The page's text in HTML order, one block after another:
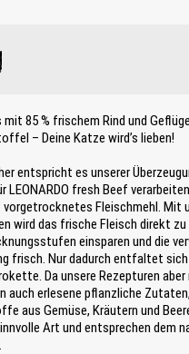
85 % frischem Rind und
– Deine Katze wird’s lieben!
entspricht es unserer
fresh Beef
Fleischmehl. Mit
wird das frische Fleisch direkt
einsparen und die
frisch. Nur dadurch entfaltet
Da unsere Rezepturen
erlesene pflanzliche
aus Gemüse, Kräutern und
Art und entsprechen dem